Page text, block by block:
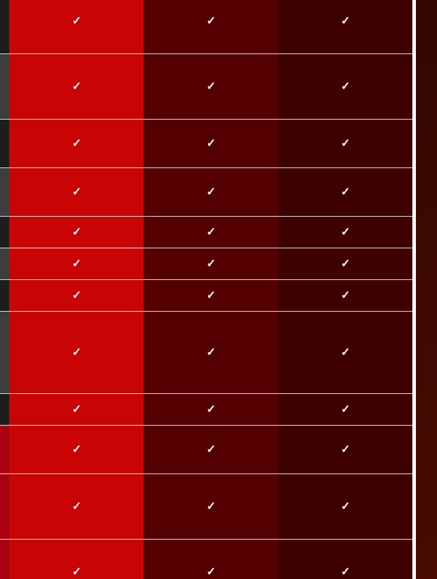
✓ ✓ ✓
✓ ✓ ✓
✓ ✓ ✓
✓ ✓ ✓
✓ ✓ ✓
✓ ✓ ✓
✓ ✓ ✓
✓ ✓ ✓
✓ ✓ ✓
✓ ✓ ✓
✓ ✓ ✓
✓ ✓ ✓